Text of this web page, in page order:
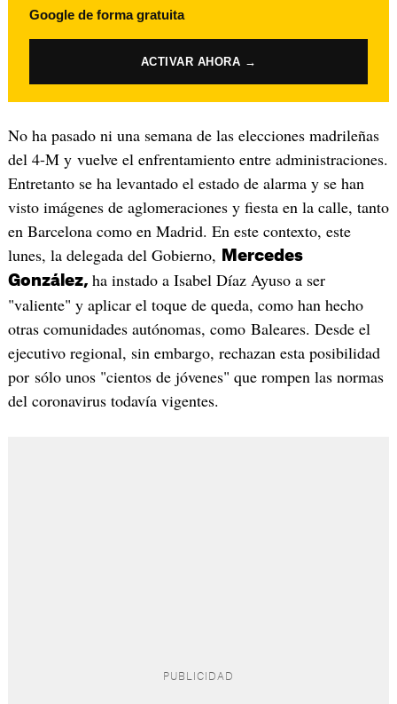
Google de forma gratuita
ACTIVAR AHORA →
No ha pasado ni una semana de las elecciones madrileñas
del 4-M y vuelve el enfrentamiento entre administraciones.
Entretanto se ha levantado el estado de alarma y se han
visto imágenes de aglomeraciones y fiesta en la calle, tanto
en Barcelona como en Madrid. En este contexto, este
lunes, la delegada del Gobierno,
Mercedes
González, ha instado a Isabel Díaz Ayuso a ser
"valiente" y aplicar el toque de queda, como han hecho
otras comunidades autónomas, como Baleares. Desde el
ejecutivo regional, sin embargo, rechazan esta posibilidad
por sólo unos "cientos de jóvenes" que rompen las normas
del coronavirus todavía vigentes.